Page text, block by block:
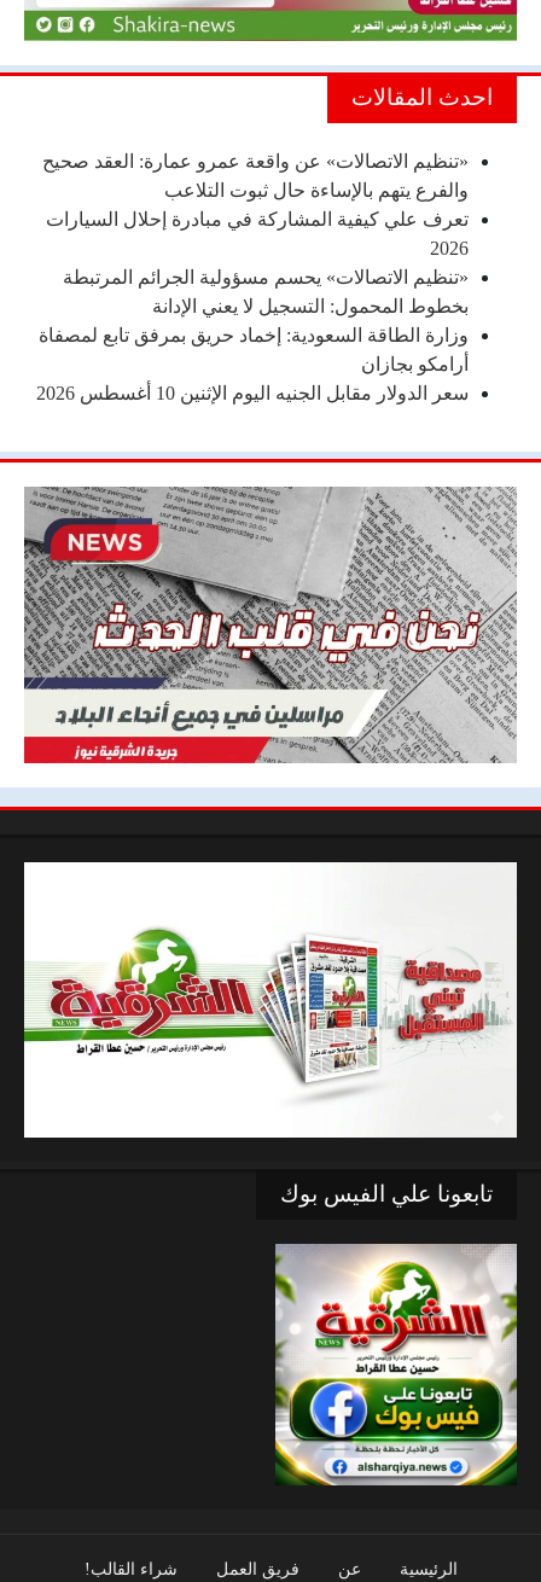
احدث المقالات
«تنظيم الاتصالات» عن واقعة عمرو عمارة: العقد صحيح
والفرع يتهم بالإساءة حال ثبوت التلاعب
تعرف علي كيفية المشاركة في مبادرة إحلال السيارات
2026
«تنظيم الاتصالات» يحسم مسؤولية الجرائم المرتبطة
بخطوط المحمول: التسجيل لا يعني الإدانة
وزارة الطاقة السعودية: إخماد حريق بمرفق تابع لمصفاة
أرامكو بجازان
سعر الدولار مقابل الجنيه اليوم الإثنين 10 أغسطس 2026
تابعونا علي الفيس بوك
الرئيسية عن فريق العمل شراء القالب!